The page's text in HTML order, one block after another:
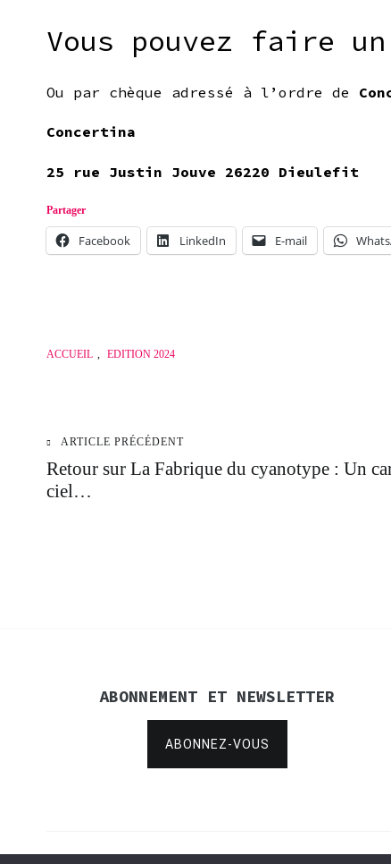
Vous pouvez faire
Ou par chèque adressé à l’ordre de
Concertina
25 rue Justin Jouve 26220 Dieulefit
Partager
Facebook LinkedIn E-mail
ACCUEIL EDITION 2024
Navigation
de
ARTICLE PRÉCÉDENT
Retour sur La Fabrique du cyanotype : Un
ciel…
ABONNEMENT ET NEWSLETTER
ABONNEZ-VOUS